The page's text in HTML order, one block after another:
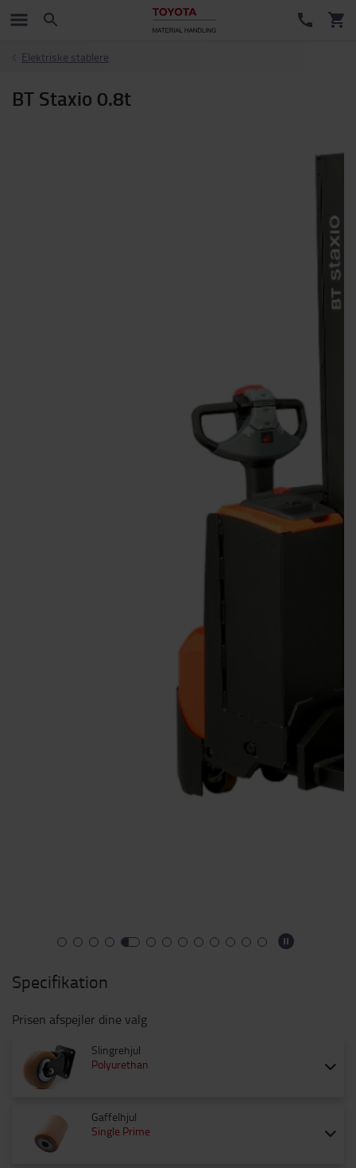
Elektriske stablere
BT Staxio 0.8t
Specifikation
Prisen afspejler dine valg
Slingrehjul
Polyurethan
Gaffelhjul
Single Prime